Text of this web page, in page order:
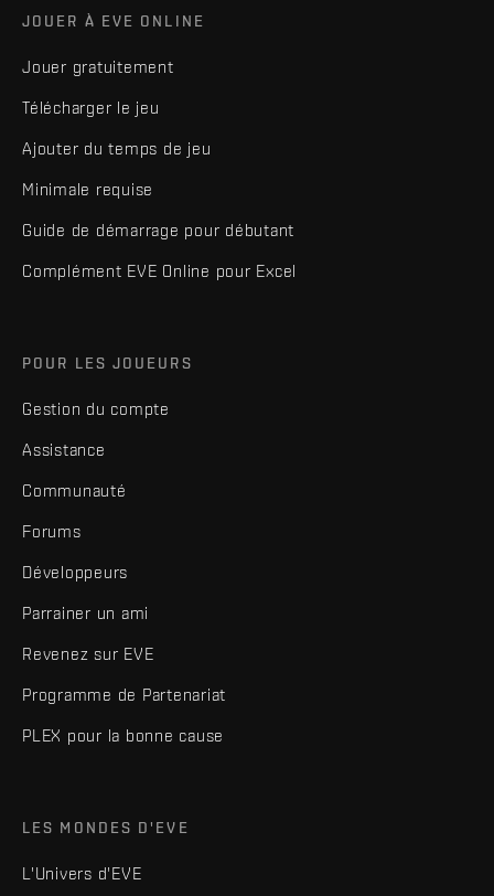
JOUER À EVE ONLINE
Jouer gratuitement
Télécharger le jeu
Ajouter du temps de jeu
Minimale requise
Guide de démarrage pour débutant
Complément EVE Online pour Excel
POUR LES JOUEURS
Gestion du compte
Assistance
Communauté
Forums
Développeurs
Parrainer un ami
Revenez sur EVE
Programme de Partenariat
PLEX pour la bonne cause
LES MONDES D'EVE
L'Univers d'EVE